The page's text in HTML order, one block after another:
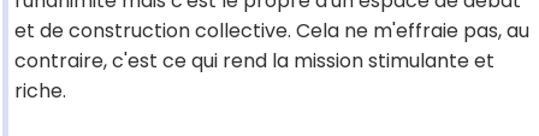
et de construction collective. Cela ne m'effraie pas, au
contraire, c'est ce qui rend la mission stimulante et
riche.